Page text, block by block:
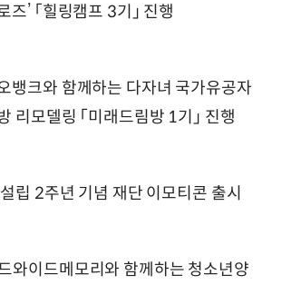
즈’ 「힐링캠프 3기」 진행
뱅크와 함께하는 다자녀 국가유공자
리모델링 「미래드림방 1기」 진행
립 2주년 기념 재단 이모티콘 출시
와이드메모리와 함께하는 청소년양